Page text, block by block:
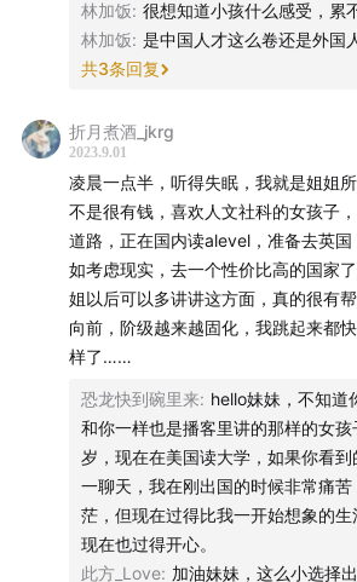
林加饭: 很想知道小孩什么感受，累
林加饭: 是中国人才这么卷还是外国
共3条回复
折月煮酒_jkrg
2023.9.01
凌晨一点半，听得失眠，我就是姐姐
不是很有钱，喜欢人文社科的女孩子
道路，正在国内读alevel，准备去英
如考虑现实，去一个性价比高的国家
姐以后可以多讲讲这方面，真的很有
向前，阶级越来越固化，我跳起来都
样了……
恐龙快到碗里来: hello妹妹，不知道
和你一样也是播客里讲的那样的女
岁，现在在美国读大学，如果你看
一聊天，我在刚出国的时候非常痛
茫，但现在过得比我一开始想象的
现在也过得开心。
此方_Love: 加油妹妹，这么小选择